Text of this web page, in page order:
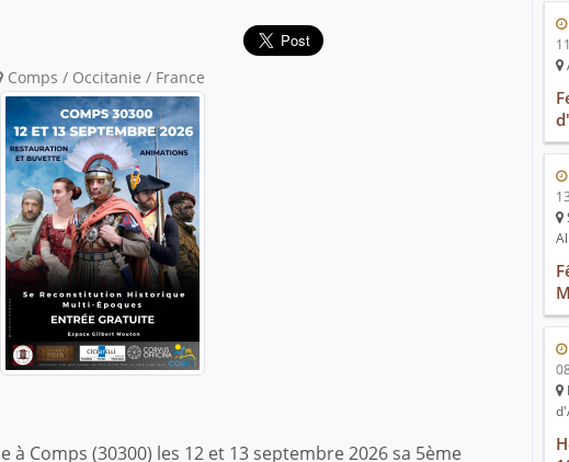
Comps / Occitanie / France
à Comps (30300) les 12 et 13 septembre 2026 sa 5ème